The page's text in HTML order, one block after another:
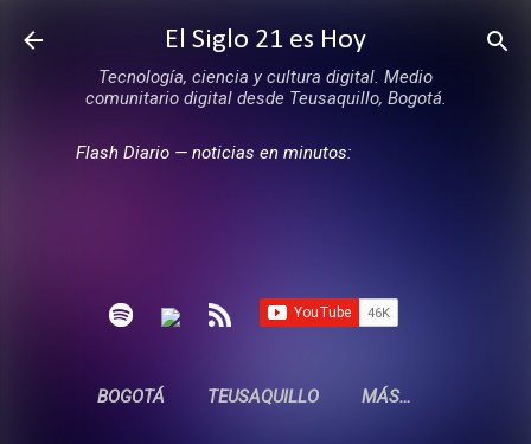
Ir al contenido principal
El Siglo 21 es Hoy
Tecnología, ciencia y cultura digital. Medio
comunitario digital desde Teusaquillo, Bogotá.
Flash Diario — noticias en minutos:
BOGOTÁ TEUSAQUILLO MÁS…